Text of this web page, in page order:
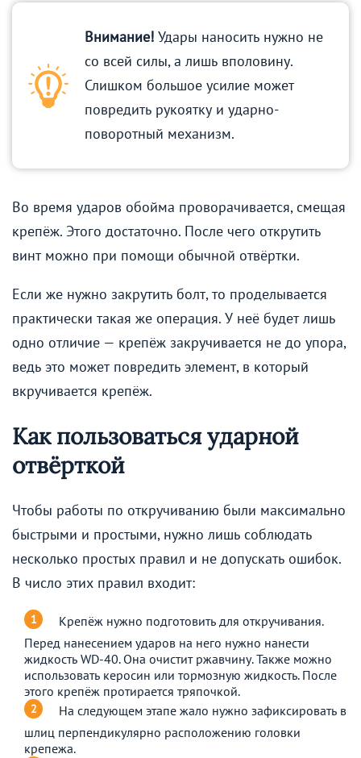
Внимание! Удары наносить нужно не
со всей силы, а лишь вполовину.
Слишком большое усилие может
повредить рукоятку и ударно-
поворотный механизм.
Во время ударов обойма проворачивается, смещая
крепёж. Этого достаточно. После чего открутить
винт можно при помощи обычной отвёртки.
Если же нужно закрутить болт, то проделывается
практически такая же операция. У неё будет лишь
одно отличие — крепёж закручивается не до упора,
ведь это может повредить элемент, в который
вкручивается крепёж.
Как пользоваться ударной
отвёрткой
Чтобы работы по откручиванию были максимально
быстрыми и простыми, нужно лишь соблюдать
несколько простых правил и не допускать ошибок.
В число этих правил входит:
Крепёж нужно подготовить для откручивания.
Перед нанесением ударов на него нужно нанести
жидкость WD-40. Она очистит ржавчину. Также можно
использовать керосин или тормозную жидкость. После
этого крепёж протирается тряпочкой.
На следующем этапе жало нужно зафиксировать в
шлиц перпендикулярно расположению головки
крепежа.